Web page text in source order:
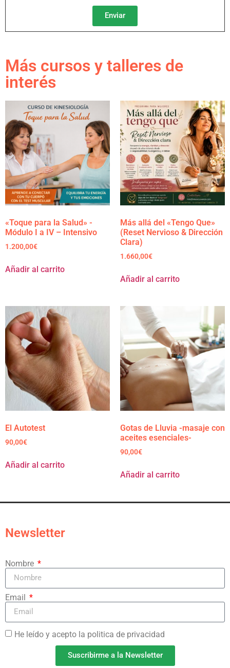
Enviar
Más cursos y talleres de
interés
«Toque para la Salud» -
Módulo I a IV – Intensivo
1.200,00€
Añadir al carrito
Más allá del «Tengo Que»
(Reset Nervioso & Dirección
Clara)
1.660,00€
Añadir al carrito
El Autotest
90,00€
Añadir al carrito
Gotas de Lluvia -masaje con
aceites esenciales-
90,00€
Añadir al carrito
Newsletter
Nombre
Email
He leído y acepto la politica de privacidad
Suscribirme a la Newsletter